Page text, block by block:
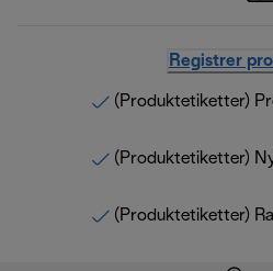
Registrer
(Produktetiketter)
(Produktetiketter)
(Produktetiketter)